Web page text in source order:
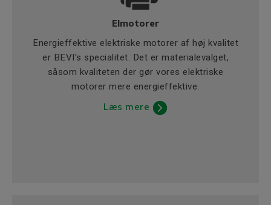
Elmotorer
Energieffektive elektriske motorer af høj kvalitet
er BEVI's specialitet. Det er materialevalget,
såsom kvaliteten der gør vores elektriske
motorer mere energieffektive.
Læs mere